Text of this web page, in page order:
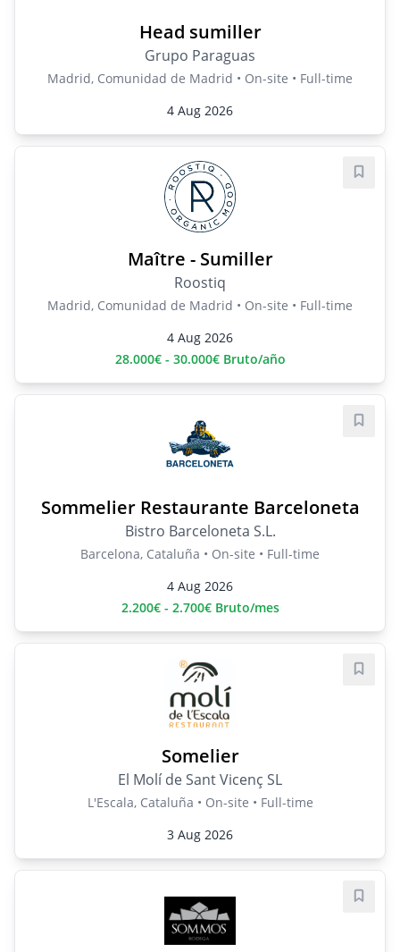
Head sumiller
Grupo Paraguas
Madrid, Comunidad de Madrid • On-site • Full-time
4 Aug 2026
Maître - Sumiller
Roostiq
Madrid, Comunidad de Madrid • On-site • Full-time
4 Aug 2026
28.000€ - 30.000€ Bruto/año
Save
Sommelier Restaurante Barceloneta
Bistro Barceloneta S.L.
Barcelona, Cataluña • On-site • Full-time
4 Aug 2026
2.200€ - 2.700€ Bruto/mes
Save
Somelier
El Molí de Sant Vicenç SL
L'Escala, Cataluña • On-site • Full-time
3 Aug 2026
Save
Save